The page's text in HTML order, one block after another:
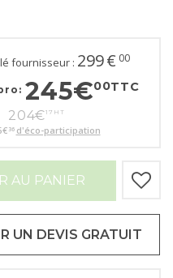
fournisseur : 299€ 00
245€00TTC
204€17 HT
€ 36 d'éco-participation
AU PANIER
UN DEVIS GRATUIT